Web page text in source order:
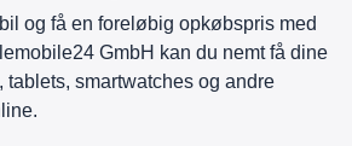
og få en foreløbig opkøbspris med
GmbH kan du nemt få dine
tablets, smartwatches og andre